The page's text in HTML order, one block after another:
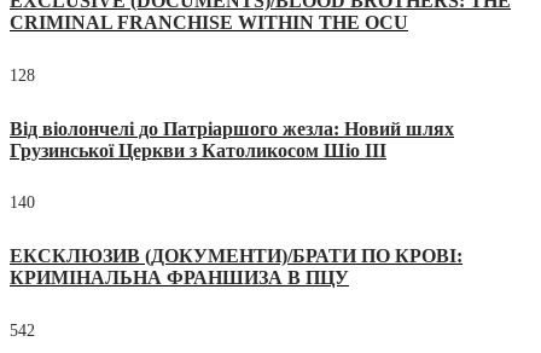
CRIMINAL FRANCHISE WITHIN THE OCU
128
Від віолончелі до Патріаршого жезла: Новий шлях
Грузинської Церкви з Католикосом Шіо III
140
ЕКСКЛЮЗИВ (ДОКУМЕНТИ)/БРАТИ ПО КРОВІ:
КРИМІНАЛЬНА ФРАНШИЗА В ПЦУ
542